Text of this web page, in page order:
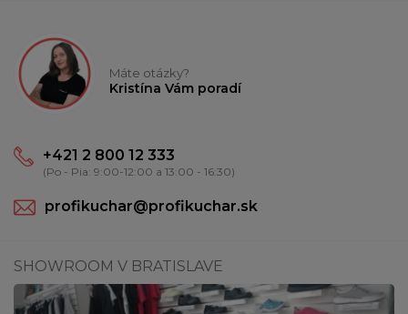
Máte otázky?
Kristína Vám poradí
+421 2 800 12 333
(Po - Pia: 9:00-12:00 a 13:00 - 16:30)
profikuchar@profikuchar.sk
SHOWROOM V BRATISLAVE